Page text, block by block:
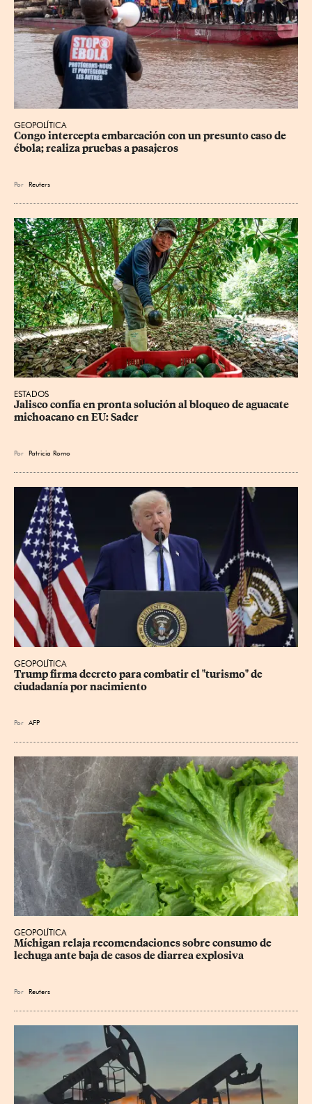
GEOPOLÍTICA
Congo intercepta embarcación con un presunto caso de
ébola; realiza pruebas a pasajeros
Por Reuters
ESTADOS
Jalisco confía en pronta solución al bloqueo de aguacate
michoacano en EU: Sader
Por Patricia Romo
GEOPOLÍTICA
Trump firma decreto para combatir el "turismo" de
ciudadanía por nacimiento
Por AFP
GEOPOLÍTICA
Míchigan relaja recomendaciones sobre consumo de
lechuga ante baja de casos de diarrea explosiva
Por Reuters